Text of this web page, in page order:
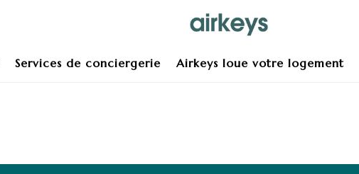
Services de conciergerie Airkeys loue votre logement